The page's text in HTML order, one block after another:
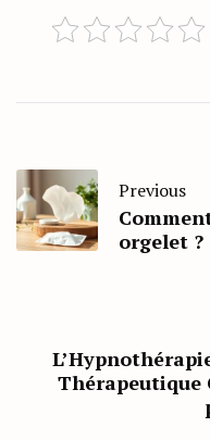
Previous
orgelet ?
Thérapeutique